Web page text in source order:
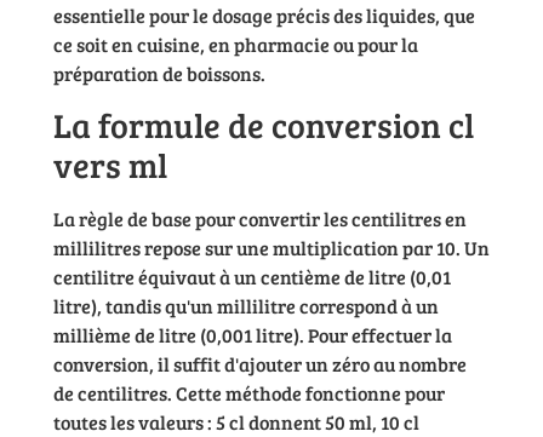
essentielle pour le dosage précis des liquides, que
ce soit en cuisine, en pharmacie ou pour la
préparation de boissons.
La formule de conversion cl
vers ml
La règle de base pour convertir les centilitres en
millilitres repose sur une multiplication par 10. Un
centilitre équivaut à un centième de litre (0,01
litre), tandis qu'un millilitre correspond à un
millième de litre (0,001 litre). Pour effectuer la
conversion, il suffit d'ajouter un zéro au nombre
de centilitres. Cette méthode fonctionne pour
toutes les valeurs : 5 cl donnent 50 ml, 10 cl